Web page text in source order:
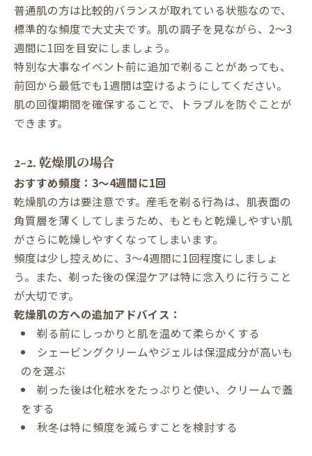
普通肌の方は比較的バランスが取れている状態なので、
標準的な頻度で大丈夫です。肌の調子を見ながら、2〜3
週間に1回を目安にしましょう。
特別な大事なイベント前に追加で剃ることがあっても、
前回から最低でも1週間は空けるようにしてください。
肌の回復期間を確保することで、トラブルを防ぐことが
できます。
2-2. 乾燥肌の場合
おすすめ頻度：3〜4週間に1回
乾燥肌の方は要注意です。産毛を剃る行為は、肌表面の
角質層を薄くしてしまうため、もともと乾燥しやすい肌
がさらに乾燥しやすくなってしまいます。
頻度は少し控えめに、3〜4週間に1回程度にしましょ
う。また、剃った後の保湿ケアは特に念入りに行うこと
が大切です。
乾燥肌の方への追加アドバイス：
剃る前にしっかりと肌を温めて柔らかくする
シェービングクリームやジェルは保湿成分が高いも
のを選ぶ
剃った後は化粧水をたっぷりと使い、クリームで蓋
をする
秋冬は特に頻度を減らすことを検討する